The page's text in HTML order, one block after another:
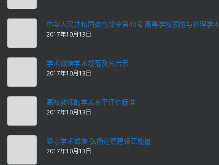
中华人民共和国教育部令第40号:高等学校预防与处理学
2017年10月13日
学术诚信学术规范及其启示
2017年10月13日
高校教师的学术水平评价标准
2017年10月13日
坚守学术诚信 弘扬道德建设正能量
2017年10月13日